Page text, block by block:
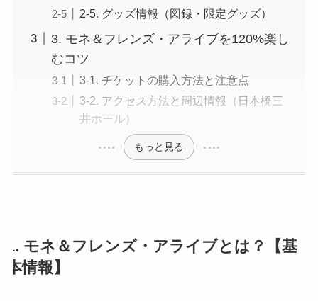
2-5. グッズ情報（図録・限定グッズ）
3. モネ＆フレンズ・アライブを120%楽し
むコツ
3-1. チケットの購入方法と注意点
3-2. アクセス方法と周辺情報（日本橋三
井ホール）
もっと見る
1. モネ＆フレンズ・アライブとは？【基
本情報】